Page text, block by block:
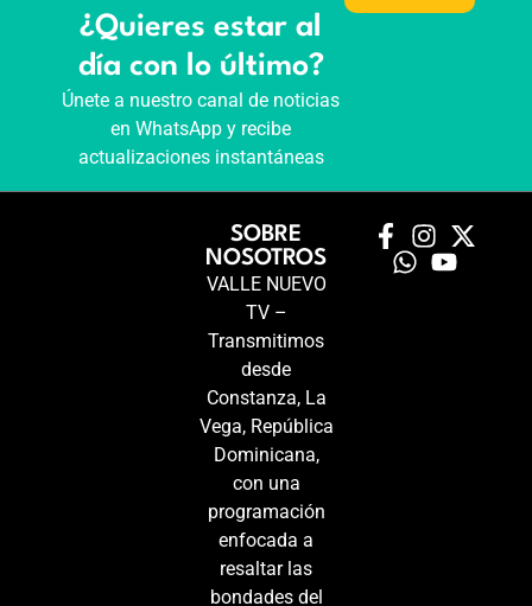
¿Quieres estar al
día con lo último?
Únete a nuestro canal de noticias
en WhatsApp y recibe
actualizaciones instantáneas
SOBRE
NOSOTROS
VALLE NUEVO
TV –
Transmitimos
desde
Constanza, La
Vega, República
Dominicana,
con una
programación
enfocada a
resaltar las
bondades del